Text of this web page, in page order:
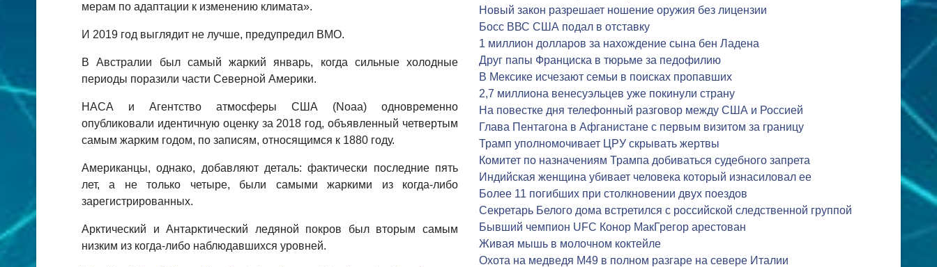
мерам по адаптации к изменению климата».
И 2019 год выглядит не лучше, предупредил ВМО.
В Австралии был самый жаркий январь, когда сильные холодные
периоды поразили части Северной Америки.
НАСА и Агентство атмосферы США (Noaa) одновременно
опубликовали идентичную оценку за 2018 год, объявленный четвертым
самым жарким годом, по записям, относящимся к 1880 году.
Американцы, однако, добавляют деталь: фактически последние пять
лет, а не только четыре, были самыми жаркими из когда-либо
зарегистрированных.
Арктический и Антарктический ледяной покров был вторым самым
низким из когда-либо наблюдавшихся уровней.
Новый закон разрешает ношение оружия без лицензии
Босс ВВС США подал в отставку
1 миллион долларов за нахождение сына бен Ладена
Друг папы Франциска в тюрьме за педофилию
В Мексике исчезают семьи в поисках пропавших
2,7 миллиона венесуэльцев уже покинули страну
На повестке дня телефонный разговор между США и Россией
Глава Пентагона в Афганистане с первым визитом за границу
Трамп уполномочивает ЦРУ скрывать жертвы
Комитет по назначениям Трампа добиваться судебного запрета
Индийская женщина убивает человека который изнасиловал ее
Более 11 погибших при столкновении двух поездов
Секретарь Белого дома встретился с российской следственной группой
Бывший чемпион UFC Конор МакГрегор арестован
Живая мышь в молочном коктейле
Охота на медведя М49 в полном разгаре на севере Италии